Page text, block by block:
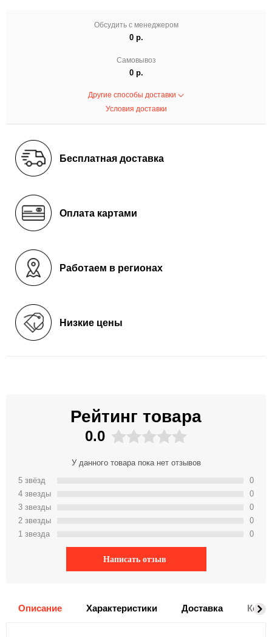
Обсудить с менеджером
0 р.
Самовывоз
0 р.
Другие способы доставки
Условия доставки
Бесплатная доставка
Оплата картами
Работаем в регионах
Низкие цены
Рейтинг товара
0.0
У данного товара пока нет отзывов
5 звёзд
4 звeзды
3 звeзды
2 звeзды
1 звeзда
0
0
0
0
0
Написать отзыв
Описание Характеристики Доставка